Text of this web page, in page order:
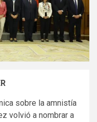
sobre la amnistía
volvió a nombrar a